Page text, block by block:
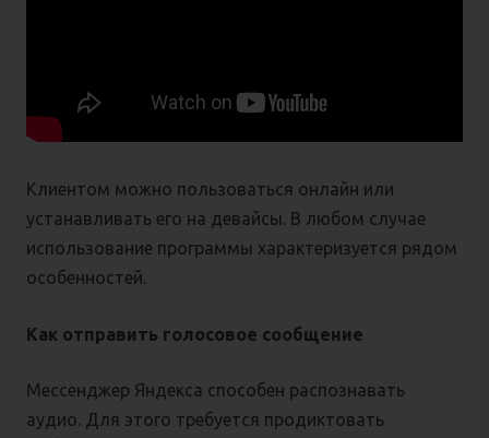
Клиентом можно пользоваться онлайн или
устанавливать его на девайсы. В любом случае
использование программы характеризуется рядом
особенностей.
Как отправить голосовое сообщение
Мессенджер Яндекса способен распознавать
аудио. Для этого требуется продиктовать